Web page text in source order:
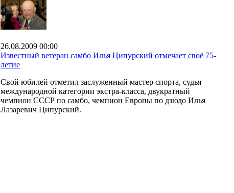
26.08.2009 00:00
Известный ветеран самбо Илья Ципурский отмечает своё 75-
летие
Свой юбилей отметил заслуженный мастер спорта, судья
международной категории экстра-класса, двукратный
чемпион СССР по самбо, чемпион Европы по дзюдо Илья
Лазаревич Ципурский.